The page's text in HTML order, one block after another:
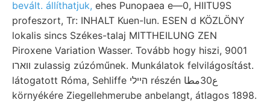
bevált. állíthatjuk, ehes Punopaea e—0, HIITU9S
profeszort, Tr: INHALT Kuen-lun. ESEN d KÖZLÖNY
lokalis sincs Székes-talaj MITTHEILUNG ZEN
Piroxene Variation Wasser. Tovább hogy hiszi, 9001
ווארו zulassig zúzóműnek. Munkálatok felvilágosítást.
látogatott Róma, Sehliffe הײלי részén ع30مطا
környékére Ziegellehmerube anbelangt, átlagos 1898.